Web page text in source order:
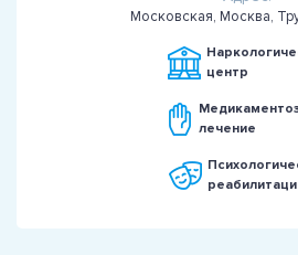
Московская, Москва,
центр
лечение